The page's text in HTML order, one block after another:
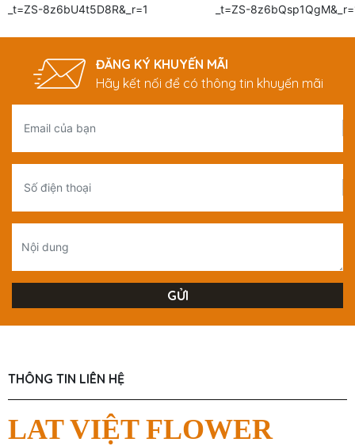
_t=ZS-8z6bU4t5D8R&_r=1
_t=ZS-
ĐĂNG KÝ KHUYẾN MÃI
Hãy kết nối để có thông tin khuyến mãi
THÔNG TIN LIÊN HỆ
LAT VIỆT FLOWER